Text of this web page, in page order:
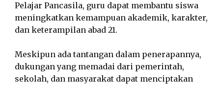
Pelajar Pancasila, guru dapat membantu siswa
meningkatkan kemampuan akademik, karakter,
dan keterampilan abad 21.
Meskipun ada tantangan dalam penerapannya,
dukungan yang memadai dari pemerintah,
sekolah, dan masyarakat dapat menciptakan